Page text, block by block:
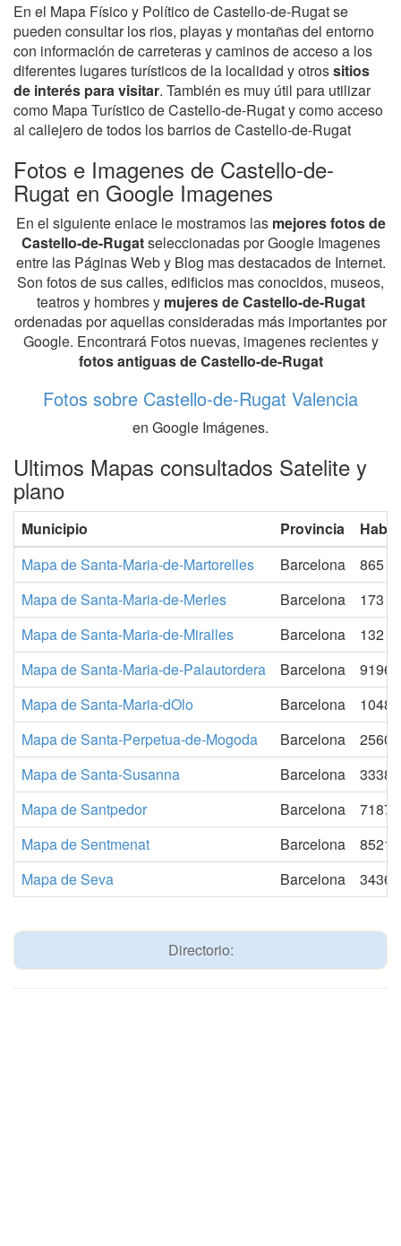
En el Mapa Físico y Político de Castello-de-Rugat se
pueden consultar los rios, playas y montañas del entorno
con información de carreteras y caminos de acceso a los
diferentes lugares turísticos de la localidad y otrossitios
de interés para visitar. También es muy útil para utilizar
como Mapa Turístico de Castello-de-Rugat y como acceso
al callejero de todos los barrios de Castello-de-Rugat
Fotos e Imagenes de Castello-de-
Rugat en Google Imagenes
En el siguiente enlace le mostramos las mejores fotos de
Castello-de-Rugatseleccionadas por Google Imagenes
entre las Páginas Web y Blog mas destacados de Internet.
Son fotos de sus calles, edificios mas conocidos, museos,
teatros y hombres y mujeres de Castello-de-Rugat
ordenadas por aquellas consideradas más importantes por
Google. Encontrará Fotos nuevas, imagenes recientes y
fotos antiguas de Castello-de-Rugat
Fotos sobre Castello-de-Rugat Valencia
en Google Imágenes.
Ultimos Mapas consultados Satelite y
plano
Municipio Provincia
Mapa de Santa-Maria-de-Martorelles
Barcelona
865
Mapa de Santa-Maria-de-Merles
Barcelona
173
Mapa de Santa-Maria-de-Miralles
Barcelona
132
Mapa de Santa-Maria-de-Palautordera
Barcelona
9196
Mapa de Santa-Maria-dOlo
Barcelona
1048
Mapa de Santa-Perpetua-de-Mogoda
Barcelona
25606
Mapa de Santa-Susanna
Barcelona
3338
Mapa de Santpedor
Barcelona
7187
Mapa de Sentmenat
Barcelona
8521
Mapa de Seva
Barcelona 3436
Directorio: